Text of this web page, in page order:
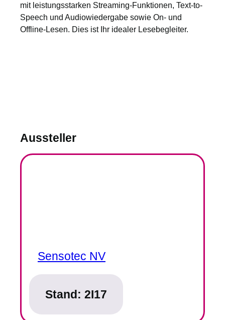
mit leistungsstarken Streaming-Funktionen, Text-to-
Speech und Audiowiedergabe sowie On- und
Offline-Lesen. Dies ist Ihr idealer Lesebegleiter.
Aussteller
Sensotec NV
Stand: 2I17